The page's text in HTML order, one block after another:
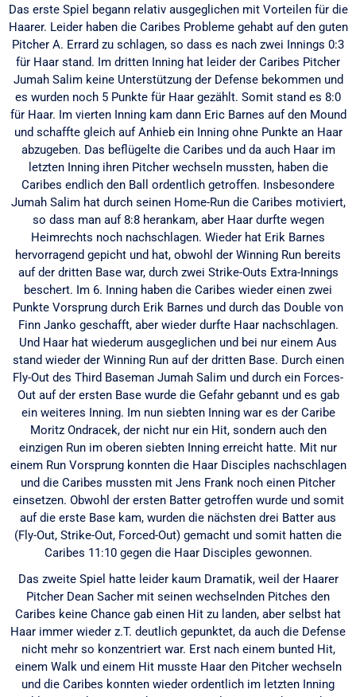
Das erste Spiel begann relativ ausgeglichen mit Vorteilen für die
Haarer. Leider haben die Caribes Probleme gehabt auf den guten
Pitcher A. Errard zu schlagen, so dass es nach zwei Innings 0:3
für Haar stand. Im dritten Inning hat leider der Caribes Pitcher
Jumah Salim keine Unterstützung der Defense bekommen und
es wurden noch 5 Punkte für Haar gezählt. Somit stand es 8:0
für Haar. Im vierten Inning kam dann Eric Barnes auf den Mound
und schaffte gleich auf Anhieb ein Inning ohne Punkte an Haar
abzugeben. Das beflügelte die Caribes und da auch Haar im
letzten Inning ihren Pitcher wechseln mussten, haben die
Caribes endlich den Ball ordentlich getroffen. Insbesondere
Jumah Salim hat durch seinen Home-Run die Caribes motiviert,
so dass man auf 8:8 herankam, aber Haar durfte wegen
Heimrechts noch nachschlagen. Wieder hat Erik Barnes
hervorragend gepicht und hat, obwohl der Winning Run bereits
auf der dritten Base war, durch zwei Strike-Outs Extra-Innings
beschert. Im 6. Inning haben die Caribes wieder einen zwei
Punkte Vorsprung durch Erik Barnes und durch das Double von
Finn Janko geschafft, aber wieder durfte Haar nachschlagen.
Und Haar hat wiederum ausgeglichen und bei nur einem Aus
stand wieder der Winning Run auf der dritten Base. Durch einen
Fly-Out des Third Baseman Jumah Salim und durch ein Forces-
Out auf der ersten Base wurde die Gefahr gebannt und es gab
ein weiteres Inning. Im nun siebten Inning war es der Caribe
Moritz Ondracek, der nicht nur ein Hit, sondern auch den
einzigen Run im oberen siebten Inning erreicht hatte. Mit nur
einem Run Vorsprung konnten die Haar Disciples nachschlagen
und die Caribes mussten mit Jens Frank noch einen Pitcher
einsetzen. Obwohl der ersten Batter getroffen wurde und somit
auf die erste Base kam, wurden die nächsten drei Batter aus
(Fly-Out, Strike-Out, Forced-Out) gemacht und somit hatten die
Caribes 11:10 gegen die Haar Disciples gewonnen.
Das zweite Spiel hatte leider kaum Dramatik, weil der Haarer
Pitcher Dean Sacher mit seinen wechselnden Pitches den
Caribes keine Chance gab einen Hit zu landen, aber selbst hat
Haar immer wieder z.T. deutlich gepunktet, da auch die Defense
nicht mehr so konzentriert war. Erst nach einem bunted Hit,
einem Walk und einem Hit musste Haar den Pitcher wechseln
und die Caribes konnten wieder ordentlich im letzten Inning